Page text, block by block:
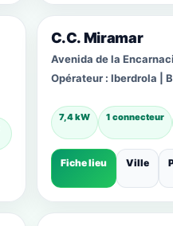
C.C. Miramar
Avenida de la
Opérateur : Iberdrola |
7,4 kW 1 connecteur
Fiche lieu Ville